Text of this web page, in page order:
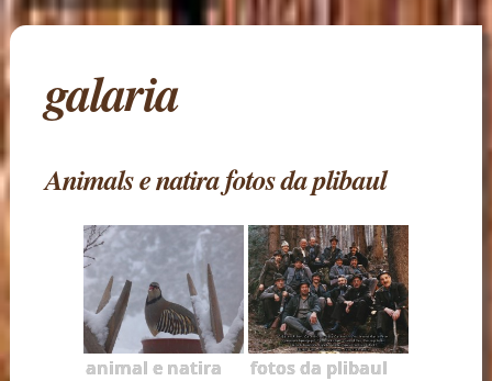
galaria
Animals e natira fotos da plibaul
animal e natira fotos da plibaul